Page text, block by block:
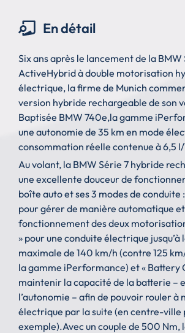
En détail
Six ans après le lancement de la BMW
ActiveHybrid à double motorisation
électrique, la firme de Munich
version hybride rechargeable de son
Baptisée BMW 740e,la gamme
une autonomie de 35 km en mode
consommation réelle contenue à 6,5
Au volant, la BMW Série 7 hybride
une excellente douceur de
boîte auto et ses 3 modes de conduite
pour gérer de manière automatique
fonctionnement des deux
» pour une conduite électrique jusqu’à
maximale de 140 km/h (contre 125
la gamme iPerformance) et « Battery
maintenir la capacité de la batterie –
l’autonomie – afin de pouvoir rouler à
électrique par la suite (en centre-ville
exemple).Avec un couple de 500 Nm,